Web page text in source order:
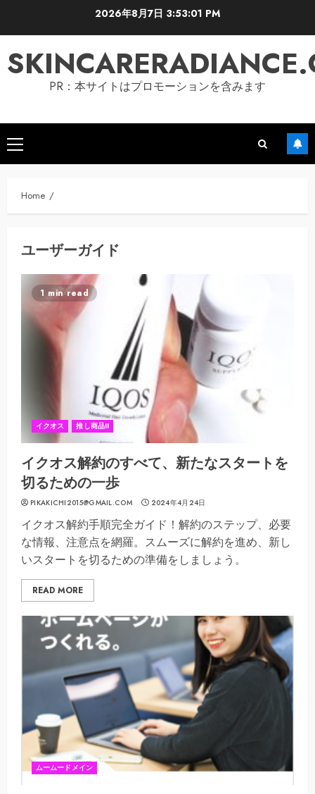
2026年8月7日 3:53:02 PM
PR：本サイトはプロモーションを含みます
Primary
Menu
Home
ユーザーガイド
1 min read
イクオス 推し商品II
イクオス解約のすべて、新たなスタートを
切るための一歩
PIKAKICHI2015@GMAIL.COM 2024年4月24日
イクオス解約手順完全ガイド！解約のステップ、必要
な情報、注意点を網羅。スムーズに解約を進め、新し
いスタートを切るための準備をしましょう。
READ MORE
ムームードメイン